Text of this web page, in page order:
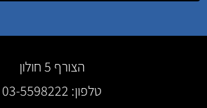
הצורף 5 חולון
טלפון: 03-5598222